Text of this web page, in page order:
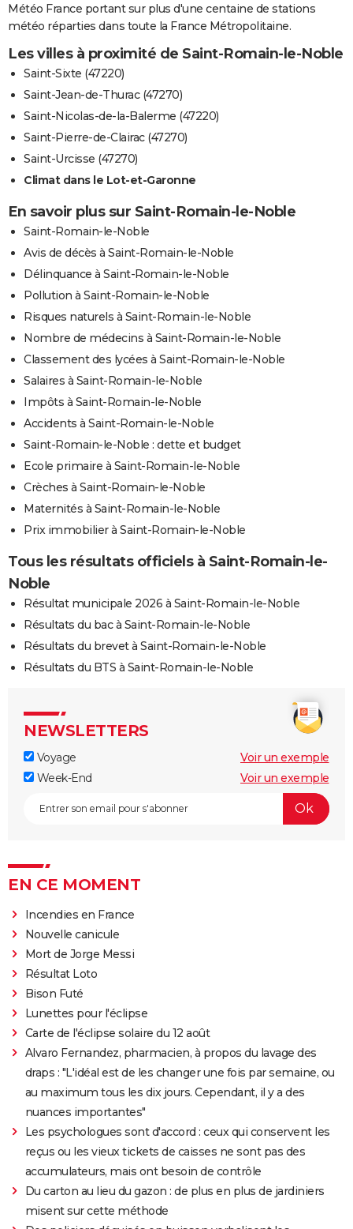
Météo France portant sur plus d'une centaine de stations
météo réparties dans toute la France Métropolitaine.
Les villes à proximité de Saint-Romain-le-Noble
Saint-Sixte (47220)
Saint-Jean-de-Thurac (47270)
Saint-Nicolas-de-la-Balerme (47220)
Saint-Pierre-de-Clairac (47270)
Saint-Urcisse (47270)
Climat dans le Lot-et-Garonne
En savoir plus sur Saint-Romain-le-Noble
Saint-Romain-le-Noble
Avis de décès à Saint-Romain-le-Noble
Délinquance à Saint-Romain-le-Noble
Pollution à Saint-Romain-le-Noble
Risques naturels à Saint-Romain-le-Noble
Nombre de médecins à Saint-Romain-le-Noble
Classement des lycées à Saint-Romain-le-Noble
Salaires à Saint-Romain-le-Noble
Impôts à Saint-Romain-le-Noble
Accidents à Saint-Romain-le-Noble
Saint-Romain-le-Noble : dette et budget
Ecole primaire à Saint-Romain-le-Noble
Crèches à Saint-Romain-le-Noble
Maternités à Saint-Romain-le-Noble
Prix immobilier à Saint-Romain-le-Noble
Tous les résultats officiels à Saint-Romain-le-
Noble
Résultat municipale 2026 à Saint-Romain-le-Noble
Résultats du bac à Saint-Romain-le-Noble
Résultats du brevet à Saint-Romain-le-Noble
Résultats du BTS à Saint-Romain-le-Noble
NEWSLETTERS
Voyage
Voir un exemple
Week-End
Voir un exemple
EN CE MOMENT
Incendies en France
Nouvelle canicule
Mort de Jorge Messi
Résultat Loto
Bison Futé
Lunettes pour l'éclipse
Carte de l'éclipse solaire du 12 août
Alvaro Fernandez, pharmacien, à propos du lavage des
draps : "L'idéal est de les changer une fois par semaine, ou
au maximum tous les dix jours. Cependant, il y a des
nuances importantes"
Les psychologues sont d'accord : ceux qui conservent les
reçus ou les vieux tickets de caisses ne sont pas des
accumulateurs, mais ont besoin de contrôle
Du carton au lieu du gazon : de plus en plus de jardiniers
misent sur cette méthode